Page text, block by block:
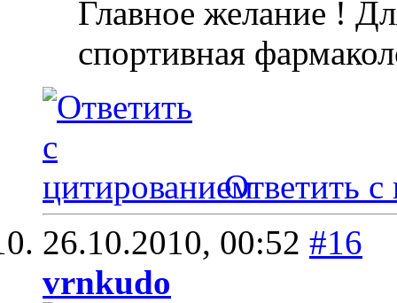
Главное желание !
спортивная
Ответить с
26.10.2010, 00:52 #16
vrnkudo